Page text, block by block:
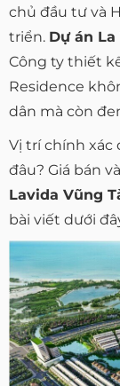
chủ đầu tư và
triển. Dự án
Công ty thiết
Residence
dân mà còn
Vị trí chính xác
đâu? Giá bán
Lavida Vũng
bài viết dưới